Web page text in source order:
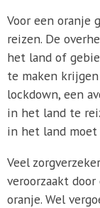
Voor een oranje
reizen. De
het land of
te maken
lockdown, een
in het land te
in het land
Veel
veroorzaakt
oranje. Wel